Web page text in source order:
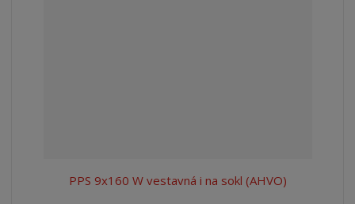
PPS 9x160 W vestavná i na sokl (AHVO)